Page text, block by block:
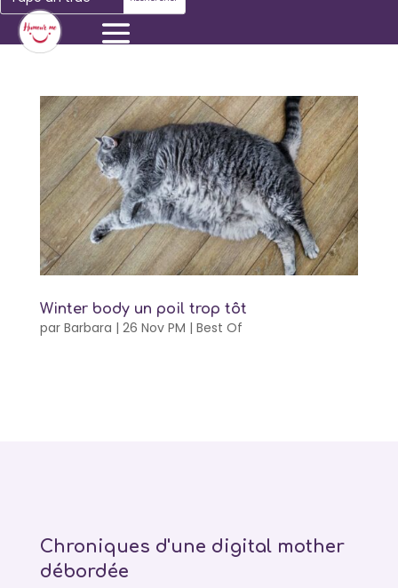
Winter body un poil trop tôt
par Barbara | 26 Nov PM | Best Of
Chroniques d'une digital mother
débordée